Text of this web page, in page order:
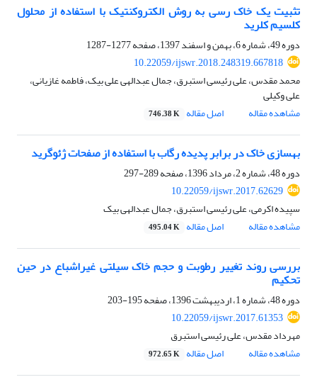
تثبیت یک خاک رسی به روش الکتروکنتیک با استفاده از محلول
کلسیم کلرید
دوره 49، شماره 6، بهمن و اسفند 1397، صفحه
1277-1287
10.22059/ijswr.2018.248319.667818
محمد مقدس، علی رئیسی استبرق، جمال عبدالهی علی بیک، فاطمه غازیانی،
علی وکیلی
مشاهده مقاله
اصل مقاله 746.38 K
بهسازی خاک در برابر پدیده رگاب با استفاده از صفحات ژئوگرید
دوره 48، شماره 2، مرداد 1396، صفحه
289-297
10.22059/ijswr.2017.62629
سپیده اکرمی، علی رئیسی استبرق، جمال عبدالهی بیک
مشاهده مقاله
اصل مقاله 495.04 K
بررسی روند تغییر رطوبت و حجم خاک سیلتی غیراشباع در حین
تحکیم
دوره 48، شماره 1، اردیبهشت 1396، صفحه
195-203
10.22059/ijswr.2017.61353
مهرداد مقدس، علی رئیسی استبرق
مشاهده مقاله
اصل مقاله 972.65 K